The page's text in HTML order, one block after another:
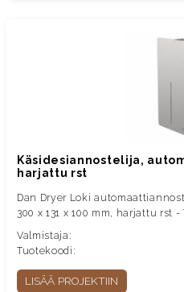
Käsidesiannostelija,
harjattu rst
Dan Dryer Loki
300 x 131 x 100 mm, harjattu rst -
Valmistaja:
Tuotekoodi:
LISÄÄ PROJEKTIIN